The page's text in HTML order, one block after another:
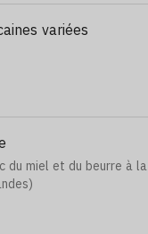
variées
du miel et du beurre à la